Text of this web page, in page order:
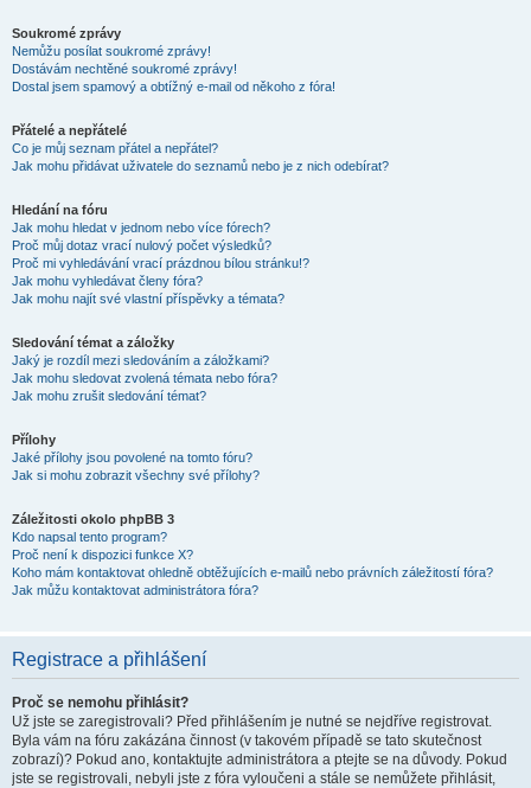
Soukromé zprávy
Nemůžu posílat soukromé zprávy!
Dostávám nechtěné soukromé zprávy!
Dostal jsem spamový a obtížný e-mail od někoho z fóra!
Přátelé a nepřátelé
Co je můj seznam přátel a nepřátel?
Jak mohu přidávat uživatele do seznamů nebo je z nich odebírat?
Hledání na fóru
Jak mohu hledat v jednom nebo více fórech?
Proč můj dotaz vrací nulový počet výsledků?
Proč mi vyhledávání vrací prázdnou bílou stránku!?
Jak mohu vyhledávat členy fóra?
Jak mohu najít své vlastní příspěvky a témata?
Sledování témat a záložky
Jaký je rozdíl mezi sledováním a záložkami?
Jak mohu sledovat zvolená témata nebo fóra?
Jak mohu zrušit sledování témat?
Přílohy
Jaké přílohy jsou povolené na tomto fóru?
Jak si mohu zobrazit všechny své přílohy?
Záležitosti okolo phpBB 3
Kdo napsal tento program?
Proč není k dispozici funkce X?
Koho mám kontaktovat ohledně obtěžujících e-mailů nebo právních záležitostí fóra?
Jak můžu kontaktovat administrátora fóra?
Registrace a přihlášení
Proč se nemohu přihlásit?
Už jste se zaregistrovali? Před přihlášením je nutné se nejdříve registrovat.
Byla vám na fóru zakázána činnost (v takovém případě se tato skutečnost
zobrazí)? Pokud ano, kontaktujte administrátora a ptejte se na důvody. Pokud
jste se registrovali, nebyli jste z fóra vyloučeni a stále se nemůžete přihlásit,